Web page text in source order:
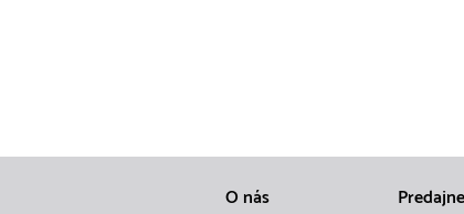
O nás
Predajne